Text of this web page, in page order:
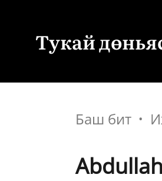
Тукай
Баш бит